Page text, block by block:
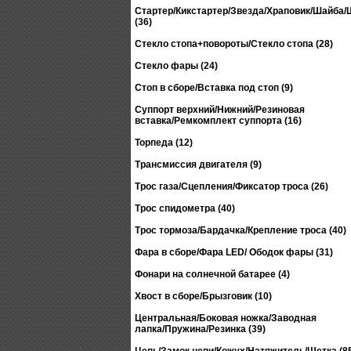
Стартер/Кикстартер/Звезда/Храповик/
(36)
Стекло стопа+повороты/Стекло стопа (28)
Стекло фары (24)
Стоп в сборе/Вставка под стоп (9)
Суппорт верхний/Нижний/Резиновая
вставка/Ремкомплект суппорта (16)
Торпеда (12)
Трансмиссия двигателя (9)
Трос газа/Сцепления/Фиксатор троса (26)
Трос спидометра (40)
Трос тормоза/Бардачка/Крепление троса (40)
Фара в сборе/Фара LED/ Ободок фары (31)
Фонари на солнечной батарее (4)
Хвост в сборе/Брызговик (10)
Центральная/Боковая ножка/Заводная
лапка/Пружина/Резинка (39)